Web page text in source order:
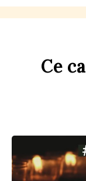
Ce ca